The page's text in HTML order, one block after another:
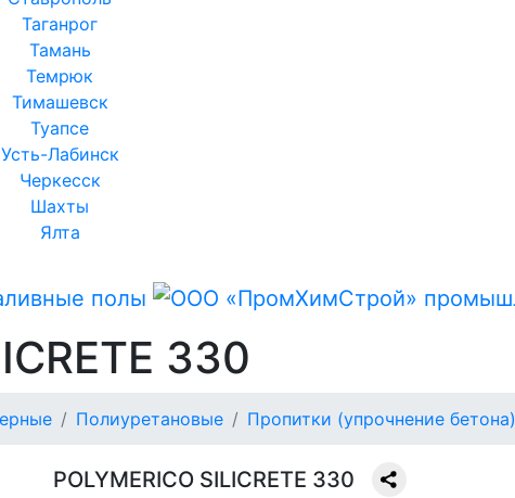
Таганрог
Тамань
Темрюк
Тимашевск
Туапсе
Усть-Лабинск
Черкесск
Шахты
Ялта
330
Полиуретановые Пропитки (упрочнение бетона)
POLYMERICO SILICRETE 330